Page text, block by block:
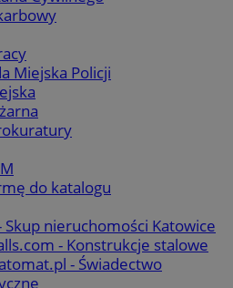
Miejska Policji
do katalogu
Skup nieruchomości Katowice
- Konstrukcje stalowe
- Świadectwo